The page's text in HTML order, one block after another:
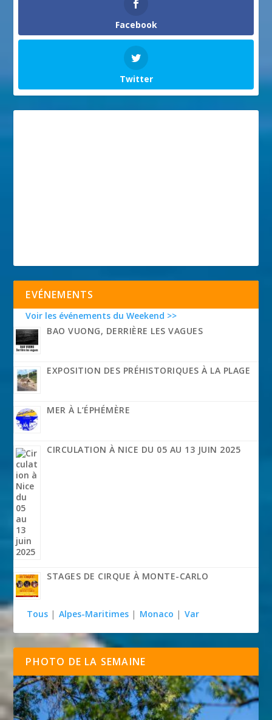
Facebook
Twitter
EVÉNEMENTS
Voir les événements du Weekend >>
BAO VUONG, DERRIÈRE LES VAGUES
EXPOSITION DES PRÉHISTORIQUES À LA PLAGE
MER À L’ÉPHÉMÈRE
CIRCULATION À NICE DU 05 AU 13 JUIN 2025
STAGES DE CIRQUE À MONTE-CARLO
Tous | Alpes-Maritimes | Monaco | Var
PHOTO DE LA SEMAINE